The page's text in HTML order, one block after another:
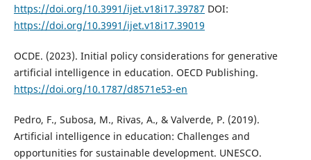
https://doi.org/10.3991/ijet.v18i17.39787 DOI:
https://doi.org/10.3991/ijet.v18i17.39019
OCDE. (2023). Initial policy considerations for generative
artificial intelligence in education. OECD Publishing.
https://doi.org/10.1787/d8571e53-en
Pedro, F., Subosa, M., Rivas, A., & Valverde, P. (2019).
Artificial intelligence in education: Challenges and
opportunities for sustainable development. UNESCO.